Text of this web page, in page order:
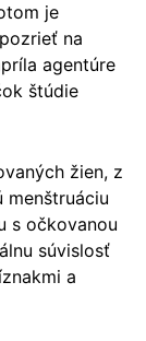
je
na
agentúre
štúdie
žien, z
menštruáciu
s očkovanou
súvislosť
a